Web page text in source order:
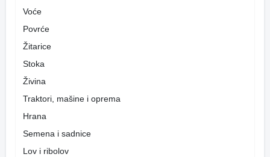
Voće
Povrće
Žitarice
Stoka
Živina
Traktori, mašine i oprema
Hrana
Semena i sadnice
Lov i ribolov